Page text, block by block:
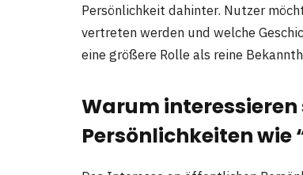
Persönlichkeit dahinter. Nutzer
vertreten werden und welche
eine größere Rolle als reine
Warum
Persönlichkeiten